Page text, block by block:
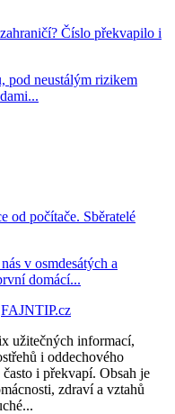
Číslo překvapilo i
pod neustálým rizikem
od počítače. Sběratelé
v osmdesátých a
domácí...
FAJNTIP.cz
užitečných informací,
i oddechového
i překvapí. Obsah je
zdraví a vztahů